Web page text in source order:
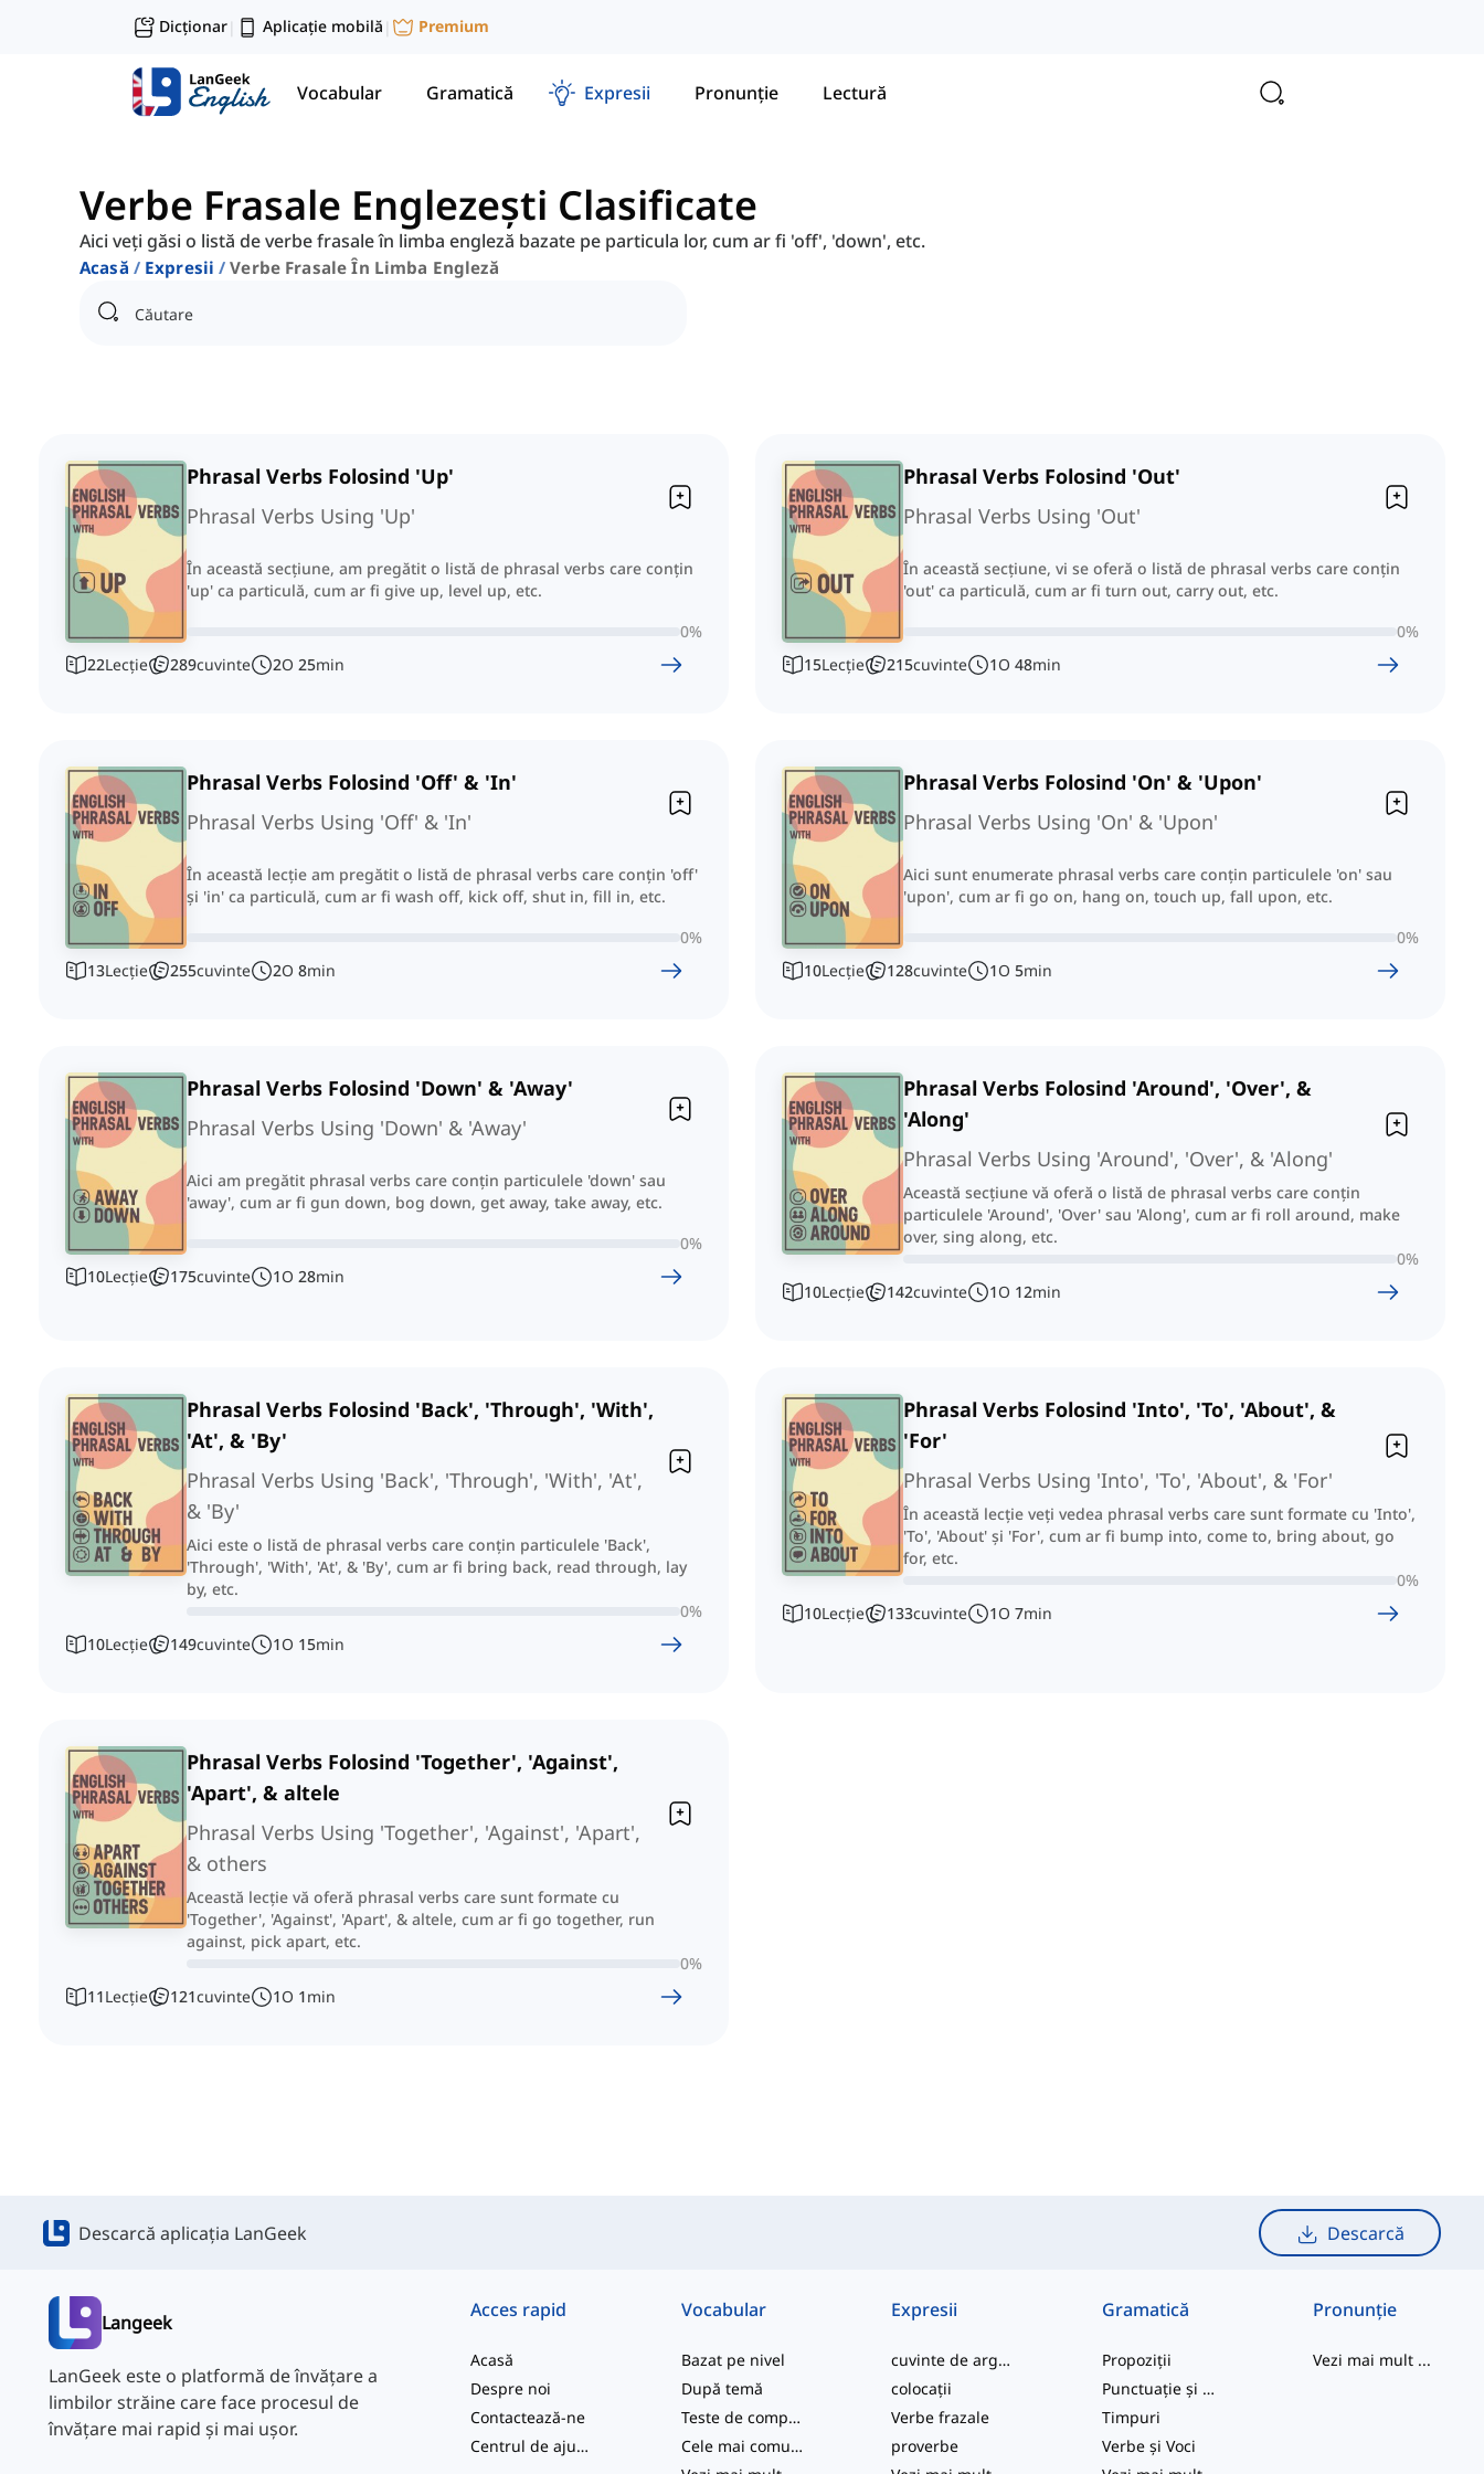
Dicționar| Aplicație mobilă | Premium
Vocabular Gramatică Expresii Pronunție Lectură
Verbe Frasale Englezești Clasificate
Aici veți găsi o listă de verbe frasale în limba engleză bazate pe particula lor, cum ar fi 'off', 'down', etc.
Acasă Expresii Verbe Frasale În Limba Engleză
Phrasal Verbs Folosind 'Up'
Phrasal Verbs Using 'Up'
În această secțiune, am pregătit o listă de phrasal verbs care conțin
'up' ca particulă, cum ar fi give up, level up, etc.
0%
22Lecție 289cuvinte 2O 25min
Phrasal Verbs Folosind 'Out'
Phrasal Verbs Using 'Out'
În această secțiune, vi se oferă o listă de phrasal verbs care conțin
'out' ca particulă, cum ar fi turn out, carry out, etc.
0%
15Lecție 215cuvinte 1O 48min
Phrasal Verbs Folosind 'Off' & 'In'
Phrasal Verbs Using 'Off' & 'In'
În această lecție am pregătit o listă de phrasal verbs care conțin 'off'
și 'in' ca particulă, cum ar fi wash off, kick off, shut in, fill in, etc.
0%
13Lecție 255cuvinte 2O 8min
Phrasal Verbs Folosind 'On' & 'Upon'
Phrasal Verbs Using 'On' & 'Upon'
Aici sunt enumerate phrasal verbs care conțin particulele 'on' sau
'upon', cum ar fi go on, hang on, touch up, fall upon, etc.
0%
10Lecție 128cuvinte 1O 5min
Phrasal Verbs Folosind 'Down' & 'Away'
Phrasal Verbs Using 'Down' & 'Away'
Aici am pregătit phrasal verbs care conțin particulele 'down' sau
'away', cum ar fi gun down, bog down, get away, take away, etc.
0%
10Lecție 175cuvinte 1O 28min
Phrasal Verbs Folosind 'Around', 'Over', &
'Along'
Phrasal Verbs Using 'Around', 'Over', & 'Along'
Această secțiune vă oferă o listă de phrasal verbs care conțin
particulele 'Around', 'Over' sau 'Along', cum ar fi roll around, make
over, sing along, etc.
0%
10Lecție 142cuvinte 1O 12min
Phrasal Verbs Folosind 'Back', 'Through', 'With',
'At', & 'By'
Phrasal Verbs Using 'Back', 'Through', 'With', 'At',
& 'By'
Aici este o listă de phrasal verbs care conțin particulele 'Back',
'Through', 'With', 'At', & 'By', cum ar fi bring back, read through, lay
by, etc.
0%
10Lecție 149cuvinte 1O 15min
Phrasal Verbs Folosind 'Into', 'To', 'About', &
'For'
Phrasal Verbs Using 'Into', 'To', 'About', & 'For'
În această lecție veți vedea phrasal verbs care sunt formate cu 'Into',
'To', 'About' și 'For', cum ar fi bump into, come to, bring about, go
for, etc.
0%
10Lecție 133cuvinte 1O 7min
Phrasal Verbs Folosind 'Together', 'Against',
'Apart', & altele
Phrasal Verbs Using 'Together', 'Against', 'Apart',
& others
Această lecție vă oferă phrasal verbs care sunt formate cu
'Together', 'Against', 'Apart', & altele, cum ar fi go together, run
against, pick apart, etc.
0%
11Lecție 121cuvinte 1O 1min
Descarcă aplicația LanGeek Descarcă
Langeek
LanGeek este o platformă de învățare a
limbilor străine care face procesul de
învățare mai rapid și mai ușor.
Acces rapid
Acasă
Despre noi
Contactează-ne
Centrul de ajutor
Vocabular
Bazat pe nivel
După temă
Teste de competență
Cele mai comune
Expresii
cuvinte de argou
colocații
Verbe frazale
proverbe
Gramatică
Propoziții
Punctuație și Ortografie
Timpuri
Verbe și Voci
Pronunție
Vezi mai mult ...